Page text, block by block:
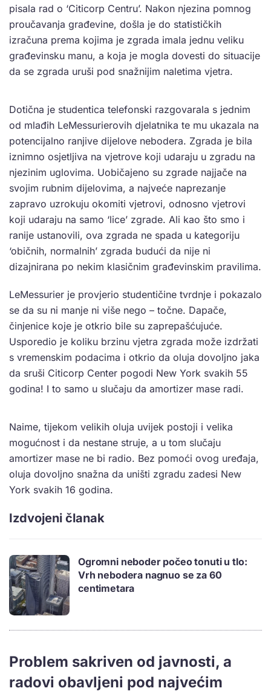
pisala rad o ‘Citicorp Centru’. Nakon njezina pomnog
proučavanja građevine, došla je do statističkih
izračuna prema kojima je zgrada imala jednu veliku
građevinsku manu, a koja je mogla dovesti do situacije
da se zgrada uruši pod snažnijim naletima vjetra.
Dotična je studentica telefonski razgovarala s jednim
od mlađih LeMessurierovih djelatnika te mu ukazala na
potencijalno ranjive dijelove nebodera. Zgrada je bila
iznimno osjetljiva na vjetrove koji udaraju u zgradu na
njezinim uglovima. Uobičajeno su zgrade najjače na
svojim rubnim dijelovima, a najveće naprezanje
zapravo uzrokuju okomiti vjetrovi, odnosno vjetrovi
koji udaraju na samo ‘lice’ zgrade. Ali kao što smo i
ranije ustanovili, ova zgrada ne spada u kategoriju
‘običnih, normalnih’ zgrada budući da nije ni
dizajnirana po nekim klasičnim građevinskim pravilima.
LeMessurier je provjerio studentičine tvrdnje i pokazalo
se da su ni manje ni više nego – točne. Dapače,
činjenice koje je otkrio bile su zaprepašćujuće.
Usporedio je koliku brzinu vjetra zgrada može izdržati
s vremenskim podacima i otkrio da oluja dovoljno jaka
da sruši Citicorp Center pogodi New York svakih 55
godina! I to samo u slučaju da amortizer mase radi.
Naime, tijekom velikih oluja uvijek postoji i velika
mogućnost i da nestane struje, a u tom slučaju
amortizer mase ne bi radio. Bez pomoći ovog uređaja,
oluja dovoljno snažna da uništi zgradu zadesi New
York svakih 16 godina.
Izdvojeni članak
Ogromni neboder počeo tonuti u tlo:
Vrh nebodera nagnuo se za 60
centimetara
Problem sakriven od javnosti, a
radovi obavljeni pod najvećim